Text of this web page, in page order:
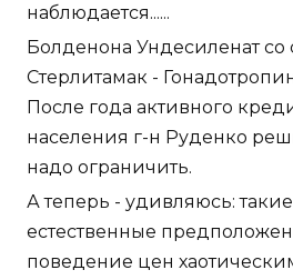
наблюдается......
Болденона Ундесиленат со
Стерлитамак -
После года активного
населения г-н Руденко
надо ограничить.
А теперь - удивляюсь:
естественные
поведение цен